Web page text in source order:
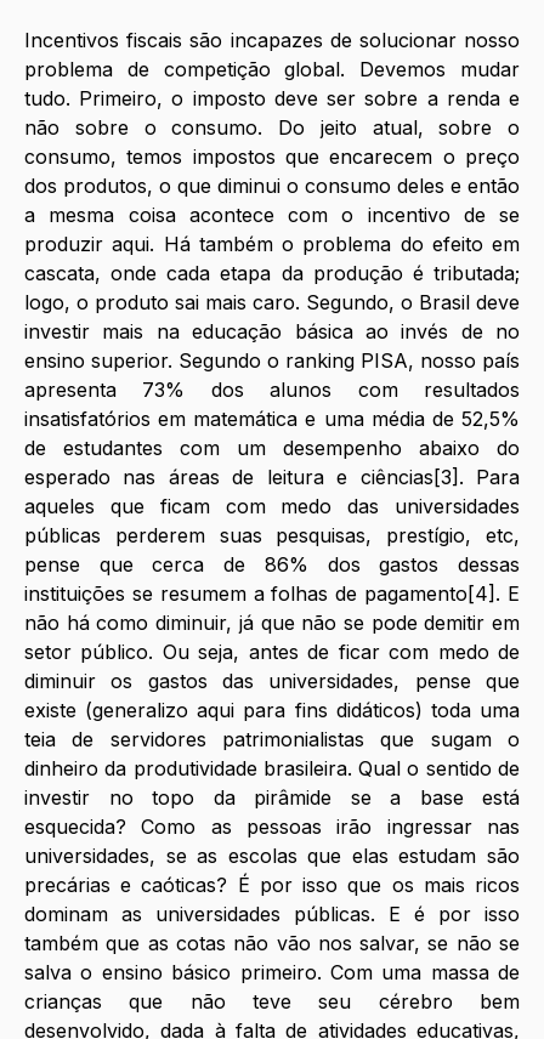
Incentivos fiscais são incapazes de solucionar nosso
problema de competição global. Devemos mudar
tudo. Primeiro, o imposto deve ser sobre a renda e
não sobre o consumo. Do jeito atual, sobre o
consumo, temos impostos que encarecem o preço
dos produtos, o que diminui o consumo deles e então
a mesma coisa acontece com o incentivo de se
produzir aqui. Há também o problema do efeito em
cascata, onde cada etapa da produção é tributada;
logo, o produto sai mais caro. Segundo, o Brasil deve
investir mais na educação básica ao invés de no
ensino superior. Segundo o ranking PISA, nosso país
apresenta 73% dos alunos com resultados
insatisfatórios em matemática e uma média de 52,5%
de estudantes com um desempenho abaixo do
esperado nas áreas de leitura e ciências[3]. Para
aqueles que ficam com medo das universidades
públicas perderem suas pesquisas, prestígio, etc,
pense que cerca de 86% dos gastos dessas
instituições se resumem a folhas de pagamento[4]. E
não há como diminuir, já que não se pode demitir em
setor público. Ou seja, antes de ficar com medo de
diminuir os gastos das universidades, pense que
existe (generalizo aqui para fins didáticos) toda uma
teia de servidores patrimonialistas que sugam o
dinheiro da produtividade brasileira. Qual o sentido de
investir no topo da pirâmide se a base está
esquecida? Como as pessoas irão ingressar nas
universidades, se as escolas que elas estudam são
precárias e caóticas? É por isso que os mais ricos
dominam as universidades públicas. E é por isso
também que as cotas não vão nos salvar, se não se
salva o ensino básico primeiro. Com uma massa de
crianças que não teve seu cérebro bem
desenvolvido, dada à falta de atividades educativas,